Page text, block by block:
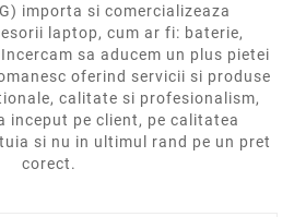
importa si comercializeaza
laptop, cum ar fi: baterie,
sa aducem un plus pietei
oferind servicii si produse
calitate si profesionalism,
inceput pe client, pe calitatea
si nu in ultimul rand pe un pret
corect.